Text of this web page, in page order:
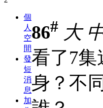
個
人
空
間
發
短
消
息
加
86# 大
看了7
身？不